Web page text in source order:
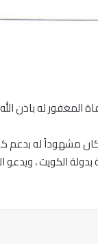
له باذن الله
مشهوداً له بدعم كل
الكويت ، ويدعو